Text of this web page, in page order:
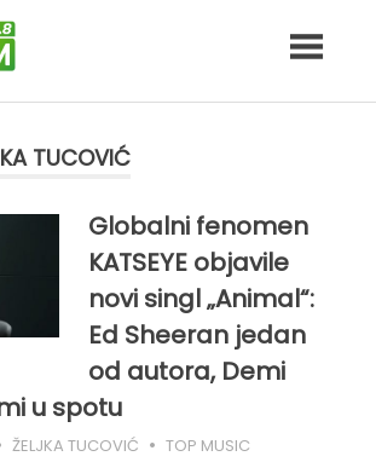
TUCOVIĆ
Globalni fenomen
KATSEYE objavile
novi singl „Animal“:
Ed Sheeran jedan
od autora, Demi
u spotu
ŽELJKA TUCOVIĆ TOP MUSIC